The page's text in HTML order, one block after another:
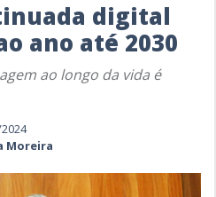
digital
ano até 2030
ao longo da vida é
Moreira